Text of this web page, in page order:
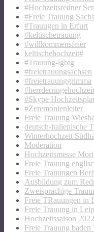
#Hochzeitsredner
#Freie Trauung
#Trauugen in Erfurt
#keltischetrauung
#willkommensfeier
keltischehochzeit#
#Trauung-lgbtg
#freietrauungsachsen
#freietrauunggrimma
#herrderringehochzeit
#Skype
#Zeremonienleiter
Freie Trauung
deutsch-italienische
Winterhochzeit
Moderation
Hochzeitsmesse
Freie Trauung
Freie Trauungen
Ausbildung zum
Zweisprachige
Freie TRauungen in
Freie Trauung in
Hochzeitssaison 2022
Freie Trauung